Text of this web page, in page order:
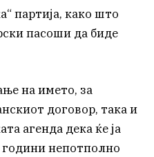
партија, како што
пасоши да биде
на името, за
договор, така и
агенда дека ќе ја
години непотполно